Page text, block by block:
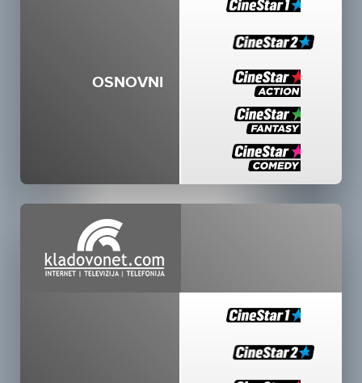
OSNOVNI